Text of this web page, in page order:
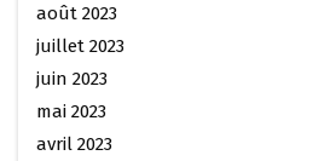
août 2023
juillet 2023
juin 2023
mai 2023
avril 2023